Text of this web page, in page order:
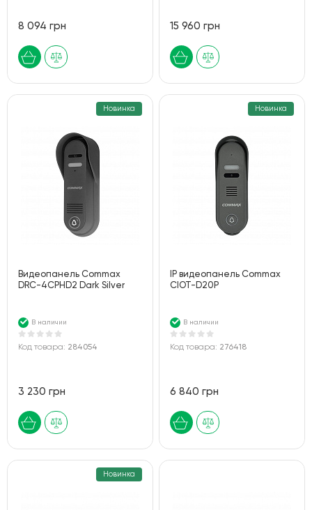
8 094 грн 15 960 грн
Новинка
Видеопанель Commax
DRC-4CPHD2 Dark Silver
В наличии
Код товара: 284054
3 230 грн
Новинка
IP видеопанель Commax
CIOT-D20P
В наличии
Код товара: 276418
6 840 грн
Новинка